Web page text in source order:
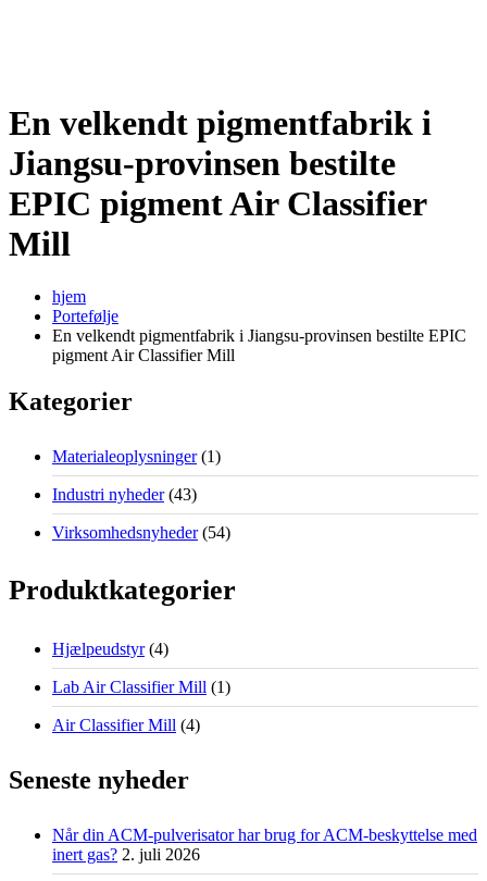
En velkendt pigmentfabrik i
Jiangsu-provinsen bestilte
EPIC pigment Air Classifier
Mill
hjem
Portefølje
En velkendt pigmentfabrik i Jiangsu-provinsen bestilte EPIC
pigment Air Classifier Mill
Kategorier
Materialeoplysninger(1)
Industri nyheder(43)
Virksomhedsnyheder(54)
Produktkategorier
Hjælpeudstyr (4)
Lab Air Classifier Mill (1)
Air Classifier Mill (4)
Seneste nyheder
Når din ACM-pulverisator har brug for ACM-beskyttelse med
inert gas? 2. juli 2026